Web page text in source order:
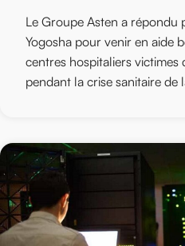
Le Groupe Asten a répondu
Yogosha pour venir en aide
centres hospitaliers victimes
pendant la crise sanitaire de